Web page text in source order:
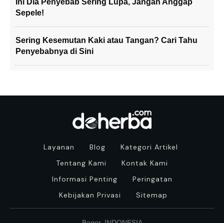
Ini Dia Penyebab Sering Lupa, Jangan Anggap
Sepele!
Sering Kesemutan Kaki atau Tangan? Cari Tahu
Penyebabnya di Sini
Layanan Blog
Kategori Artikel
Tentang Kami
Kontak Kami
Informasi Penting
Peringatan
Kebijakan Privasi
Sitemap